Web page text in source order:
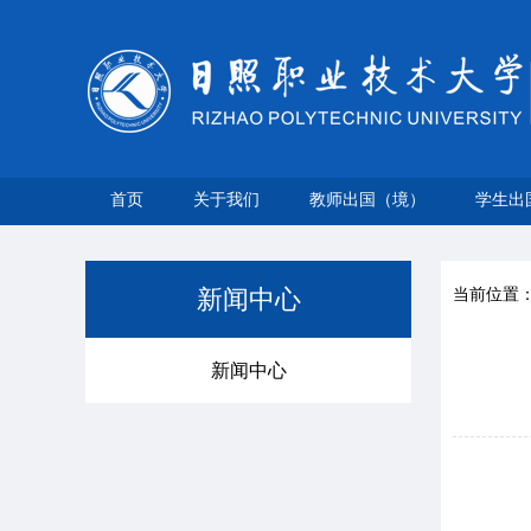
首页 关于我们 教师出国（境） 学生出
新闻中心
新闻中心
当前位置